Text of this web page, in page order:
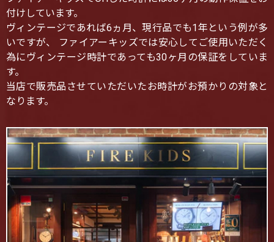
付けしています。
ヴィンテージであれば6ヵ月、現行品でも1年という例が多
いですが、 ファイアーキッズでは安心してご使用いただく
為にヴィンテージ時計であっても30ヶ月の保証をしていま
す。
当店で販売品させていただいたお時計がお預かりの対象と
なります。